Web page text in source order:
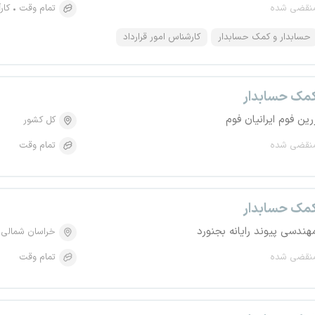
شده
تمام وقت
حسابدار و کمک حسابدار کارشناس امور قرارداد
حسابدار
فوم ایرانیان فوم
شده
کل کشور
تمام وقت
حسابدار
پیوند رایانه بجنورد
شده
خراسان شمالی
تمام وقت